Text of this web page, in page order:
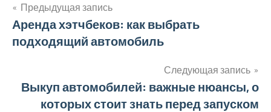
Навигация
по
Предыдущая запись
Аренда хэтчбеков: как выбрать
подходящий автомобиль
Следующая запись
Выкуп автомобилей: важные нюансы, о
которых стоит знать перед запуском